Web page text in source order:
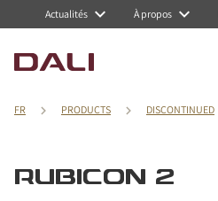
Actualités À propos
FR PRODUCTS DISCONTINUED
RUBICON 2